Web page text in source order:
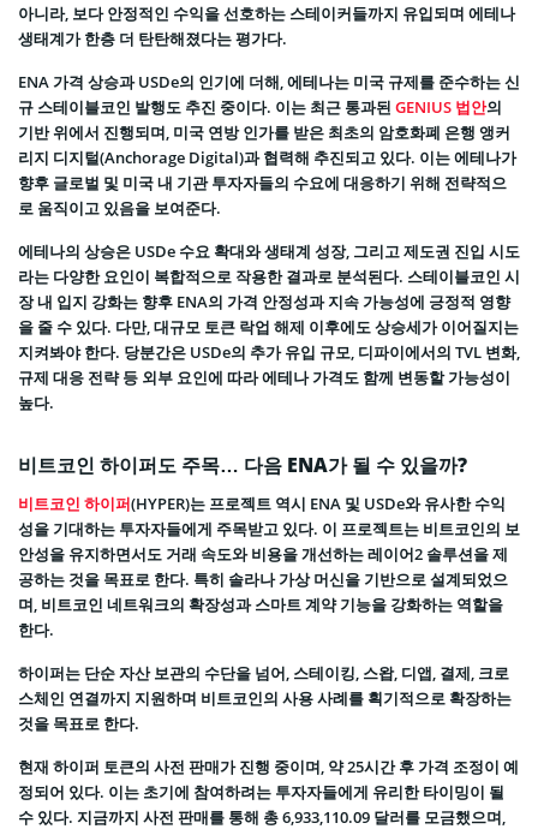
아니라, 보다 안정적인 수익을 선호하는 스테이커들까지 유입되며 에테나
생태계가 한층 더 탄탄해졌다는 평가다.
ENA 가격 상승과 USDe의 인기에 더해, 에테나는 미국 규제를 준수하는 신
규 스테이블코인 발행도 추진 중이다. 이는 최근 통과된 GENIUS 법안의
기반 위에서 진행되며, 미국 연방 인가를 받은 최초의 암호화폐 은행 앵커
리지 디지털(Anchorage Digital)과 협력해 추진되고 있다. 이는 에테나가
향후 글로벌 및 미국 내 기관 투자자들의 수요에 대응하기 위해 전략적으
로 움직이고 있음을 보여준다.
에테나의 상승은 USDe 수요 확대와 생태계 성장, 그리고 제도권 진입 시도
라는 다양한 요인이 복합적으로 작용한 결과로 분석된다. 스테이블코인 시
장 내 입지 강화는 향후 ENA의 가격 안정성과 지속 가능성에 긍정적 영향
을 줄 수 있다. 다만, 대규모 토큰 락업 해제 이후에도 상승세가 이어질지는
지켜봐야 한다. 당분간은 USDe의 추가 유입 규모, 디파이에서의 TVL 변화,
규제 대응 전략 등 외부 요인에 따라 에테나 가격도 함께 변동할 가능성이
높다.
비트코인 하이퍼도 주목… 다음 ENA가 될 수 있을까?
비트코인 하이퍼(HYPER)는 프로젝트 역시 ENA 및 USDe와 유사한 수익
성을 기대하는 투자자들에게 주목받고 있다. 이 프로젝트는 비트코인의 보
안성을 유지하면서도 거래 속도와 비용을 개선하는 레이어2 솔루션을 제
공하는 것을 목표로 한다. 특히 솔라나 가상 머신을 기반으로 설계되었으
며, 비트코인 네트워크의 확장성과 스마트 계약 기능을 강화하는 역할을
한다.
하이퍼는 단순 자산 보관의 수단을 넘어, 스테이킹, 스왑, 디앱, 결제, 크로
스체인 연결까지 지원하며 비트코인의 사용 사례를 획기적으로 확장하는
것을 목표로 한다.
현재 하이퍼 토큰의 사전 판매가 진행 중이며, 약 25시간 후 가격 조정이 예
정되어 있다. 이는 초기에 참여하려는 투자자들에게 유리한 타이밍이 될
수 있다. 지금까지 사전 판매를 통해 총 6,933,110.09 달러를 모금했으며,